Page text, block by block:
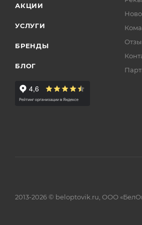
АКЦИИ
УСЛУГИ
БРЕНДЫ
БЛОГ
2013-2026 © beloptovik.ru, ООО